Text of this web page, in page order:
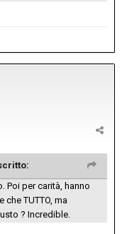
Poi per carità, hanno
TUTTO, ma
? Incredible.